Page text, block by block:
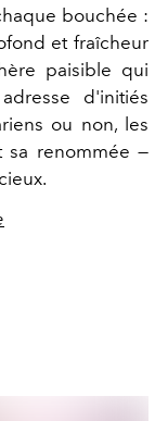
bouchée :
et fraîcheur
paisible qui
d'initiés
ou non, les
sa renommée —